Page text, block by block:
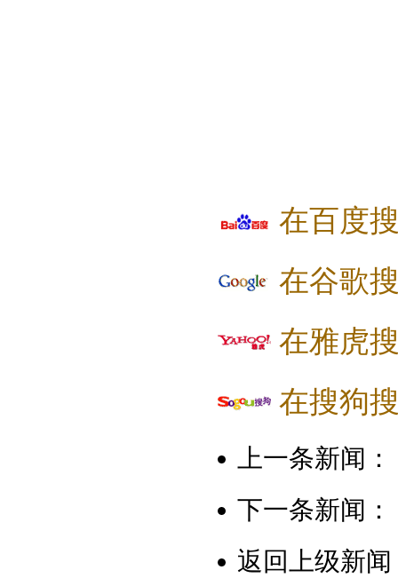
在百度
在谷歌
在雅虎
在搜狗
上一条新闻：
下一条新闻：
返回上级新闻